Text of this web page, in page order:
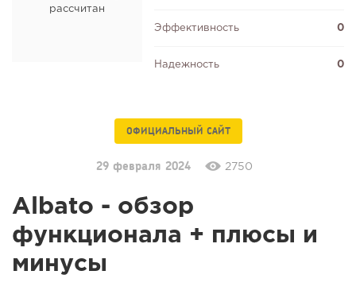
рассчитан
Эффективность 0
Надежность 0
ОФИЦИАЛЬНЫЙ САЙТ
29 февраля 2024 2750
Albato - обзор
функционала + плюсы и
минусы